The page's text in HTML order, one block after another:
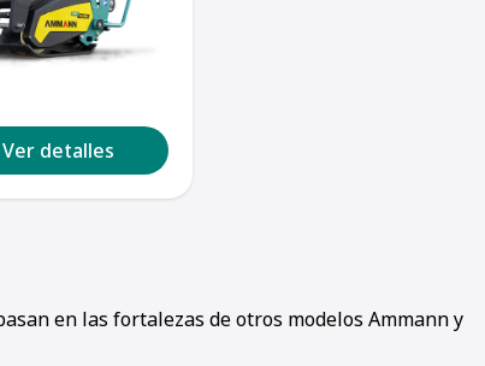
Ver detalles
en las fortalezas de otros modelos Ammann y